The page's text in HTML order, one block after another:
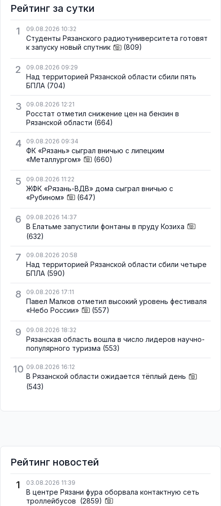
Рейтинг за сутки
1
09.08.2026 10:32
Студенты Рязанского радиотуниверситета готовят
к запуску новый спутник
(809)
2 09.08.2026 09:29
Над территорией Рязанской области сбили пять
БПЛА (704)
3 09.08.2026 12:21
Росстат отметил снижение цен на бензин в
Рязанской области (664)
4 09.08.2026 09:34
ФК «Рязань» сыграл вничью с липецким
«Металлургом»
(660)
5 09.08.2026 11:22
ЖФК «Рязань-ВДВ» дома сыграл вничью с
«Рубином»
(647)
6 09.08.2026 14:37
В Елатьме запустили фонтаны в пруду Козиха
(632)
7 09.08.2026 20:58
Над территорией Рязанской области сбили четыре
БПЛА (590)
8 09.08.2026 17:11
Павел Малков отметил высокий уровень фестиваля
«Небо России»
(557)
9 09.08.2026 18:32
Рязанская область вошла в число лидеров научно-
популярного туризма (553)
10 09.08.2026 16:12
В Рязанской области ожидается тёплый день
(543)
Рейтинг новостей
1
03.08.2026 11:39
В центре Рязани фура оборвала контактную сеть
троллейбусов (2859)